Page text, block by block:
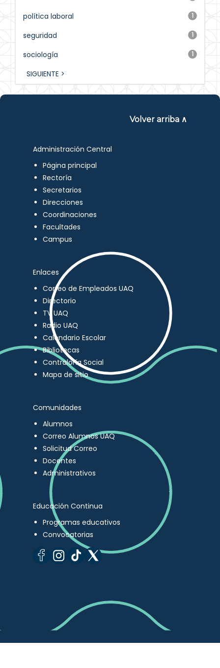
1
política laboral
1
seguridad
1
sociología
SIGUIENTE >
Volver arriba ∧
Administración Central
Página principal
Rectoría
Secretarios
Direcciones
Coordinaciones
Facultades
Campus
Enlaces
Correo de Empleados UAQ
Directorio
TV UAQ
Radio UAQ
Calendario Escolar
Bibliotecas
Contraloría Social
Mapa de sitio
Comunidades
Alumnos
Correo Alumnos UAQ
Solicitud Correo
Docentes
Administrativos
Educación Continua
Programas educativos
Convocatorias